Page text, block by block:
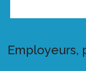
Employeurs,